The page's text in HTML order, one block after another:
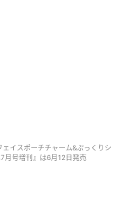
ェイスポーチチャーム&ぷっくりシ
月号増刊』は6月12日発売